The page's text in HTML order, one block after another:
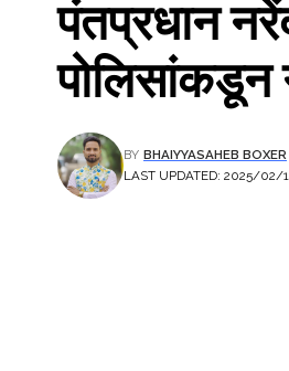
पंतप्रधान
LAST UPDATED: 2025/02/
BY BHAIYYASAHEB BOXER